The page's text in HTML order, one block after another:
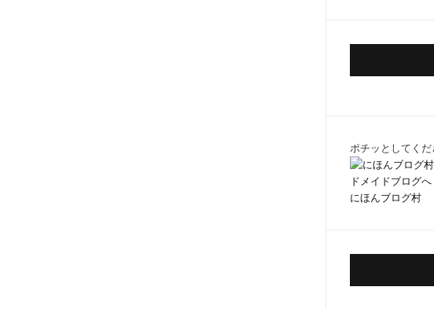
ポチッとしてく
にほんブログ村